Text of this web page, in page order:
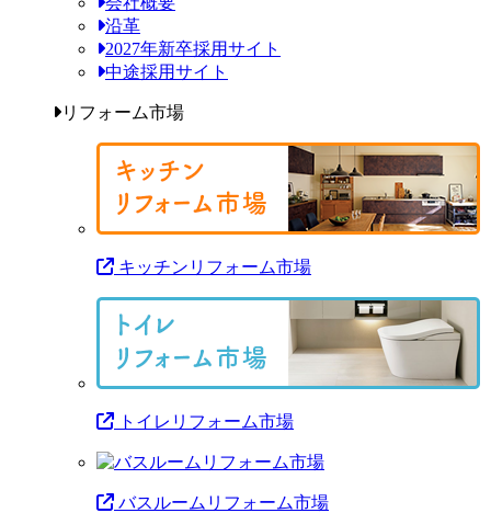
沿革
2027年新卒採用サイト
中途採用サイト
リフォーム市場
キッチンリフォーム市場
トイレリフォーム市場
バスルームリフォーム市場